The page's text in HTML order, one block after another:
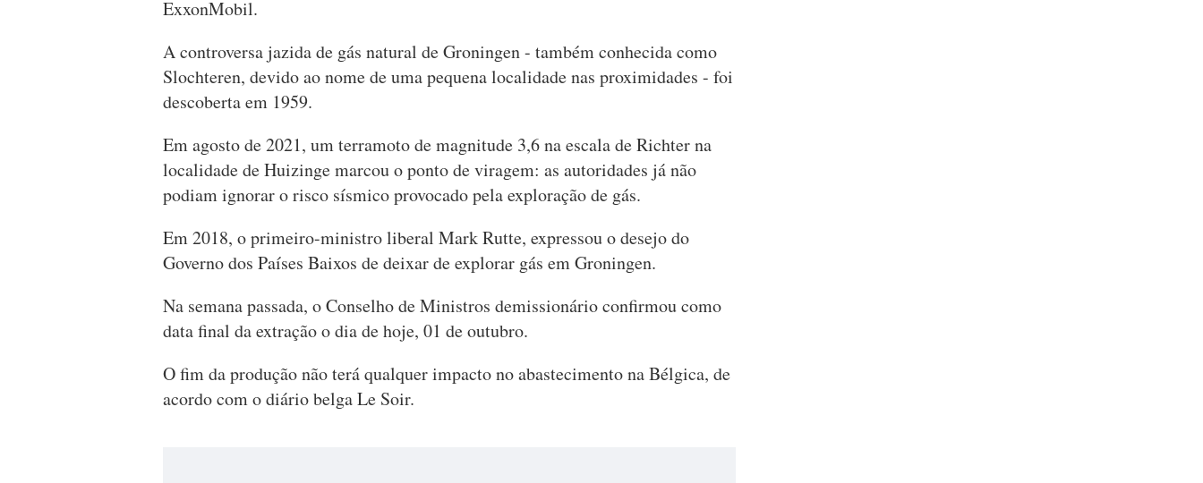
ExxonMobil.
A controversa jazida de gás natural de Groningen - também conhecida como
Slochteren, devido ao nome de uma pequena localidade nas proximidades - foi
descoberta em 1959.
Em agosto de 2021, um terramoto de magnitude 3,6 na escala de Richter na
localidade de Huizinge marcou o ponto de viragem: as autoridades já não
podiam ignorar o risco sísmico provocado pela exploração de gás.
Em 2018, o primeiro-ministro liberal Mark Rutte, expressou o desejo do
Governo dos Países Baixos de deixar de explorar gás em Groningen.
Na semana passada, o Conselho de Ministros demissionário confirmou como
data final da extração o dia de hoje, 01 de outubro.
O fim da produção não terá qualquer impacto no abastecimento na Bélgica, de
acordo com o diário belga Le Soir.